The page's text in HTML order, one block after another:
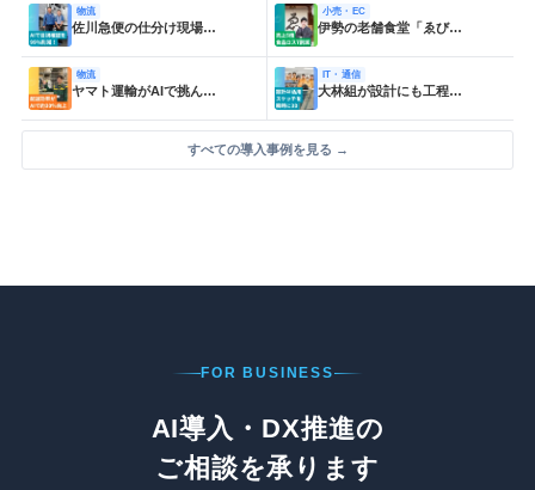
物流
佐川急便の仕分け現場…
小売・EC
伊勢の老舗食堂「ゑび…
物流
ヤマト運輸がAIで挑ん…
IT・通信
大林組が設計にも工程…
すべての導入事例を見る →
FOR BUSINESS
AI導入・DX推進の
ご相談を承ります